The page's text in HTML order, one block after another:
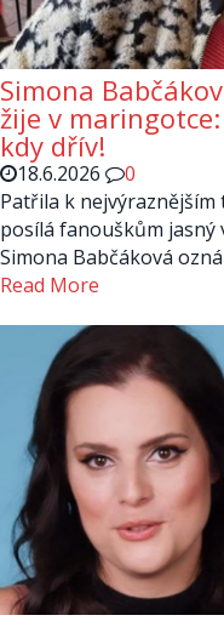
Simona
žije v
kdy dřív!
18.6.2026
0
Patřila k
posílá fanouškům jasný
Simona Babčáková
Read More